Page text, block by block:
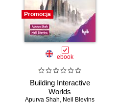
Promocja
ebook
Building Interactive
Worlds
Apurva Shah, Neil Blevins